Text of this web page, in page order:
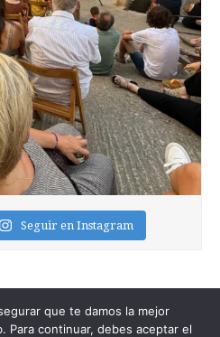
Seguir en Instagram
que te damos la mejor
Para continuar, debes aceptar el